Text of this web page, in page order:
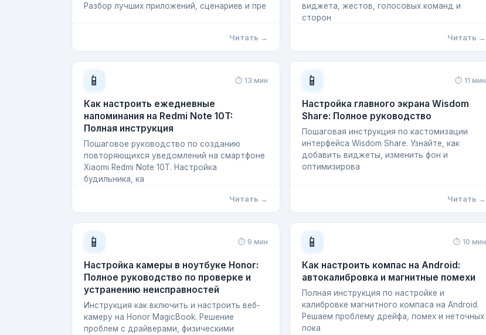
Разбор лучших приложений, сценариев и пре
Читать →
виджета, жестов, голосовых команд и
сторон
Читать →
📱 ⏱ 13 мин
Как настроить ежедневные
напоминания на Redmi Note 10T:
Полная инструкция
Пошаговое руководство по созданию
повторяющихся уведомлений на смартфоне
Xiaomi Redmi Note 10T. Настройка
будильника, ка
Читать →
📱 ⏱ 11 мин
Настройка главного экрана Wisdom
Share: Полное руководство
Пошаговая инструкция по кастомизации
интерфейса Wisdom Share. Узнайте, как
добавить виджеты, изменить фон и
оптимизирова
Читать →
📱 ⏱ 9 мин
Настройка камеры в ноутбуке Honor:
Полное руководство по проверке и
устранению неисправностей
Инструкция как включить и настроить веб-
камеру на Honor MagicBook. Решение
проблем с драйверами, физическими
📱 ⏱ 10 мин
Как настроить компас на Android:
автокалибровка и магнитные помехи
Полная инструкция по настройке и
калибровке магнитного компаса на Android.
Решаем проблему дрейфа, помех и неточных
пока